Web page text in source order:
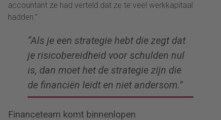
accountant ze had verteld dat ze te veel werkkapitaal
hadden.”
“Als je een strategie hebt die zegt dat
je risicobereidheid voor schulden nul
is, dan moet het de strategie zijn die
de financiën leidt en niet andersom.”
Financeteam komt binnenlopen